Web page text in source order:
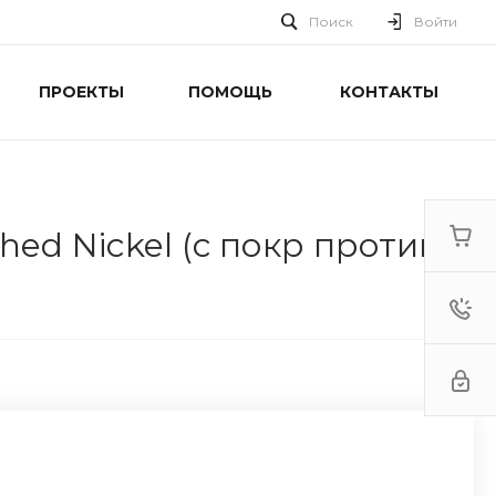
Поиск Войти
ПРОЕКТЫ ПОМОЩЬ КОНТАКТЫ
Nickel (с покр против